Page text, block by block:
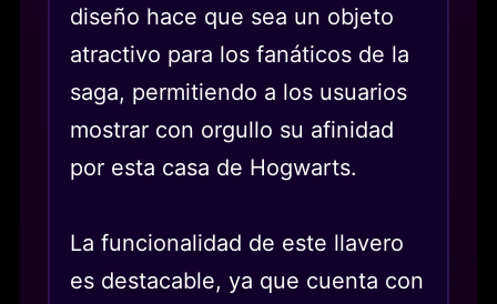
diseño hace que sea un objeto
atractivo para los fanáticos de la
saga, permitiendo a los usuarios
mostrar con orgullo su afinidad
por esta casa de Hogwarts.
La funcionalidad de este llavero
es destacable, ya que cuenta con